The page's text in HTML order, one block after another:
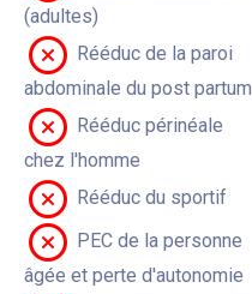
(adultes)
Rééduc de la paroi
abdominale du post partum
Rééduc périnéale
chez l'homme
Rééduc du sportif
PEC de la personne
âgée et perte d'autonomie